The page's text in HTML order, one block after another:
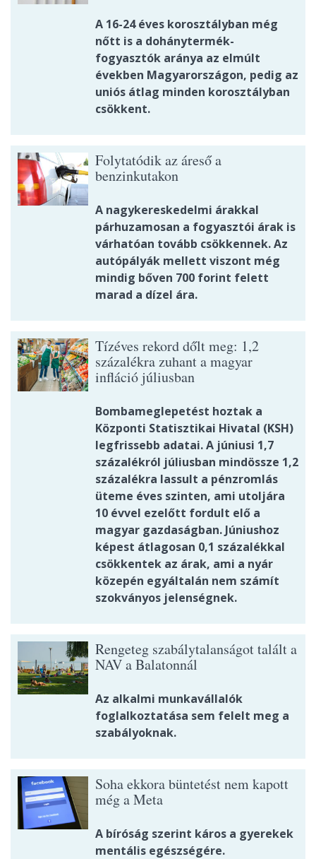
A 16-24 éves korosztályban még
nőtt is a dohánytermék-
fogyasztók aránya az elmúlt
években Magyarországon, pedig az
uniós átlag minden korosztályban
csökkent.
Folytatódik az áreső a
benzinkutakon
A nagykereskedelmi árakkal
párhuzamosan a fogyasztói árak is
várhatóan tovább csökkennek. Az
autópályák mellett viszont még
mindig bőven 700 forint felett
marad a dízel ára.
Tízéves rekord dőlt meg: 1,2
százalékra zuhant a magyar
infláció júliusban
Bombameglepetést hoztak a
Központi Statisztikai Hivatal (KSH)
legfrissebb adatai. A júniusi 1,7
százalékról júliusban mindössze 1,2
százalékra lassult a pénzromlás
üteme éves szinten, ami utoljára
10 évvel ezelőtt fordult elő a
magyar gazdaságban. Júniushoz
képest átlagosan 0,1 százalékkal
csökkentek az árak, ami a nyár
közepén egyáltalán nem számít
szokványos jelenségnek.
Rengeteg szabálytalanságot talált a
NAV a Balatonnál
Az alkalmi munkavállalók
foglalkoztatása sem felelt meg a
szabályoknak.
Soha ekkora büntetést nem kapott
még a Meta
A bíróság szerint káros a gyerekek
mentális egészségére.